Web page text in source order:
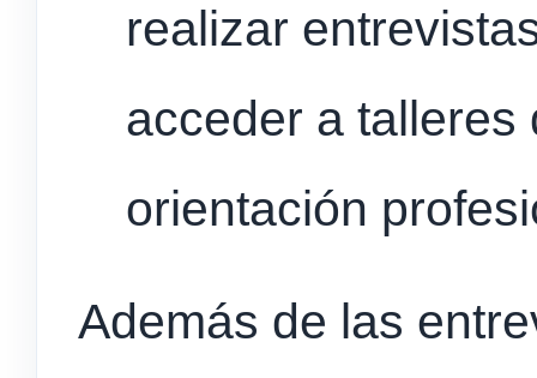
realizar
acceder a talleres
orientación
Además de las